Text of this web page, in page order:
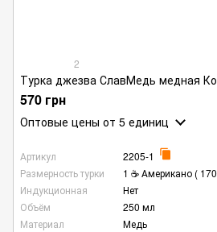
2
Турка джезва СлавМедь медная
570 грн
Оптовые цены от 5 единиц
Артикул
2205-1
Размерность турки
1 ☕ Американо (
Индукционная
Нет
Объём
250 мл
Материал
Медь